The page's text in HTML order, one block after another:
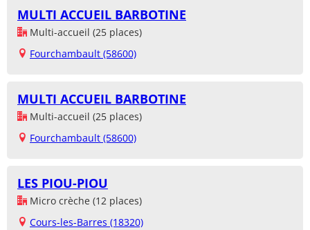
MULTI ACCUEIL BARBOTINE
Multi-accueil (25 places)
Fourchambault (58600)
MULTI ACCUEIL BARBOTINE
Multi-accueil (25 places)
Fourchambault (58600)
LES PIOU-PIOU
Micro crèche (12 places)
Cours-les-Barres (18320)